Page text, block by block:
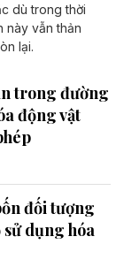
dù trong thời
này vẫn thản
lại.
trong đường
động vật
đối tượng
sử dụng hóa